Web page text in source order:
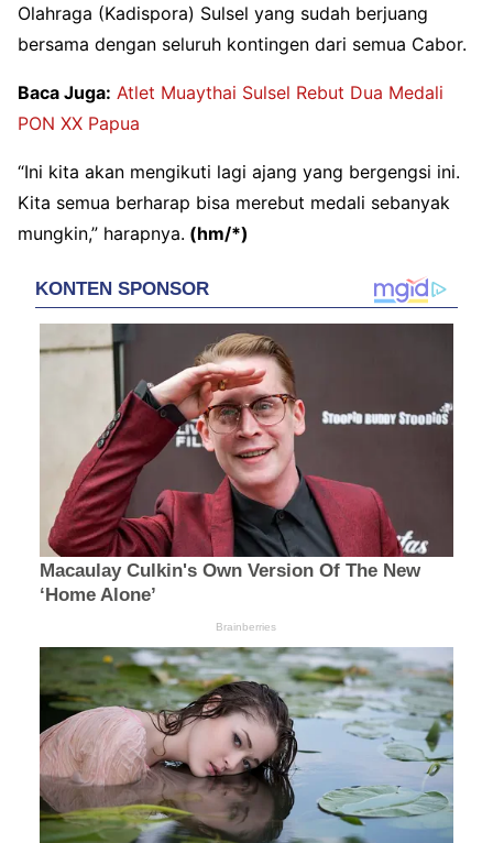
Olahraga (Kadispora) Sulsel yang sudah berjuang
bersama dengan seluruh kontingen dari semua Cabor.
Baca Juga: Atlet Muaythai Sulsel Rebut Dua Medali
PON XX Papua
“Ini kita akan mengikuti lagi ajang yang bergengsi ini.
Kita semua berharap bisa merebut medali sebanyak
mungkin,” harapnya. (hm/*)